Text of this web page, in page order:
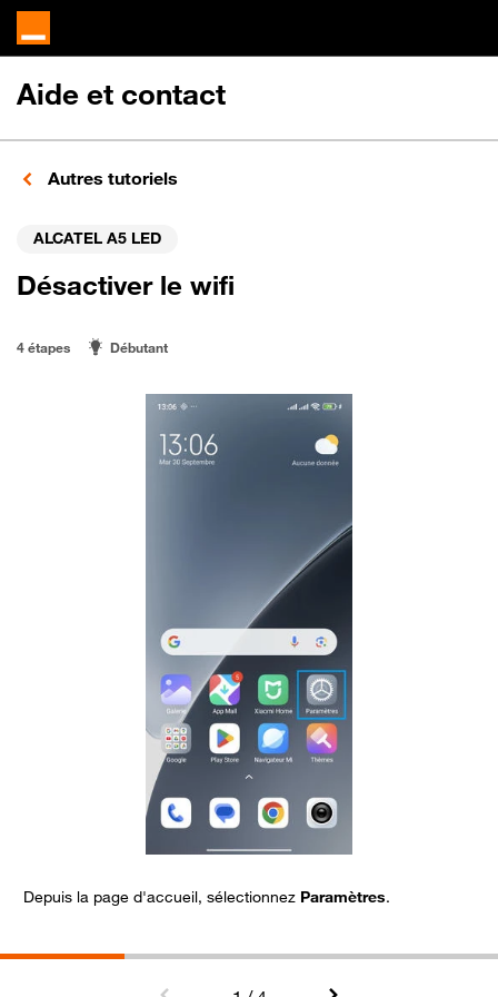
Aide et contact
Autres tutoriels
ALCATEL A5 LED
Désactiver le wifi
4 étapes Débutant
Depuis la page d'accueil, sélectionnez Paramètres.